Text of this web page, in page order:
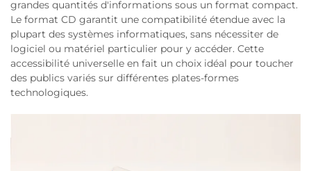
grandes quantités d'informations sous un format compact.
Le format CD garantit une compatibilité étendue avec la
plupart des systèmes informatiques, sans nécessiter de
logiciel ou matériel particulier pour y accéder. Cette
accessibilité universelle en fait un choix idéal pour toucher
des publics variés sur différentes plates-formes
technologiques.